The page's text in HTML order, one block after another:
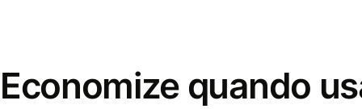
Economize quando